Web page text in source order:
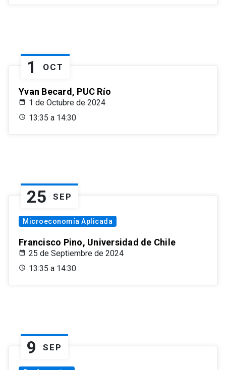
1 OCT
Yvan Becard, PUC Río
1 de Octubre de 2024
13:35 a 14:30
25 SEP
Microeconomía Aplicada
Francisco Pino, Universidad de Chile
25 de Septiembre de 2024
13:35 a 14:30
9 SEP